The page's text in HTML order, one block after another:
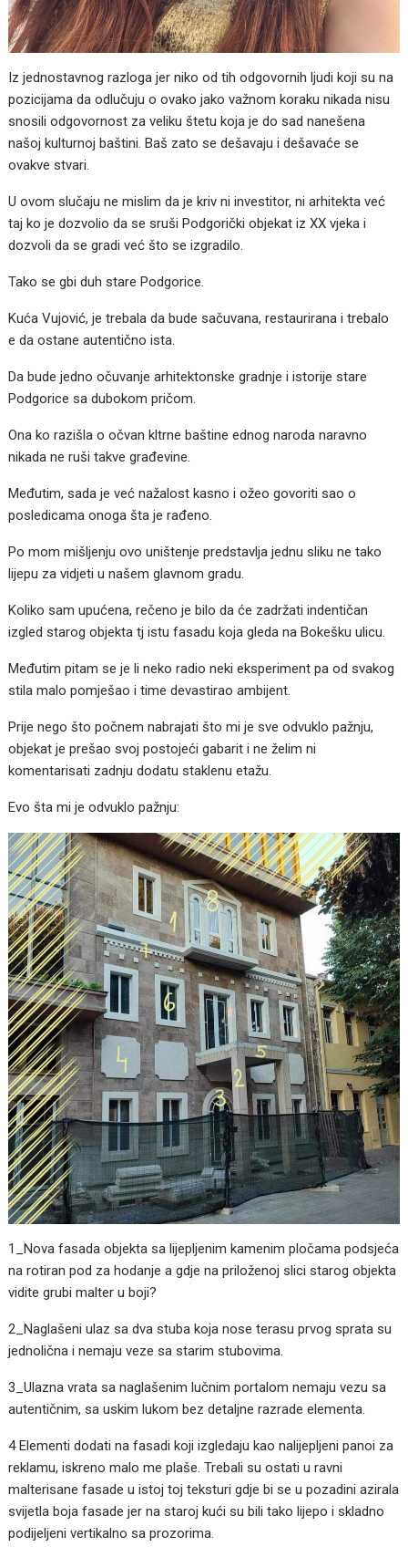
Iz jednostavnog razloga jer niko od tih odgovornih ljudi koji su na
pozicijama da odlučuju o ovako jako važnom koraku nikada nisu
snosili odgovornost za veliku štetu koja je do sad nanešena
našoj kulturnoj baštini. Baš zato se dešavaju i dešavaće se
ovakve stvari.
U ovom slučaju ne mislim da je kriv ni investitor, ni arhitekta već
taj ko je dozvolio da se sruši Podgorički objekat iz XX vjeka i
dozvoli da se gradi već što se izgradilo.
Tako se gbi duh stare Podgorice.
Kuća Vujović, je trebala da bude sačuvana, restaurirana i trebalo
e da ostane autentično ista.
Da bude jedno očuvanje arhitektonske gradnje i istorije stare
Podgorice sa dubokom pričom.
Ona ko razišla o očvan kltrne baštine ednog naroda naravno
nikada ne ruši takve građevine.
Međutim, sada je već nažalost kasno i ožeo govoriti sao o
posledicama onoga šta je rađeno.
Po mom mišljenju ovo uništenje predstavlja jednu sliku ne tako
lijepu za vidjeti u našem glavnom gradu.
Koliko sam upućena, rečeno je bilo da će zadržati indentičan
izgled starog objekta tj istu fasadu koja gleda na Bokešku ulicu.
Međutim pitam se je li neko radio neki eksperiment pa od svakog
stila malo pomješao i time devastirao ambijent.
Prije nego što počnem nabrajati što mi je sve odvuklo pažnju,
objekat je prešao svoj postojeći gabarit i ne želim ni
komentarisati zadnju dodatu staklenu etažu.
Evo šta mi je odvuklo pažnju:
1_Nova fasada objekta sa lijepljenim kamenim pločama podsjeća
na rotiran pod za hodanje a gdje na priloženoj slici starog objekta
vidite grubi malter u boji?
2_Naglašeni ulaz sa dva stuba koja nose terasu prvog sprata su
jednolična i nemaju veze sa starim stubovima.
3_Ulazna vrata sa naglašenim lučnim portalom nemaju vezu sa
autentičnim, sa uskim lukom bez detaljne razrade elementa.
4 Elementi dodati na fasadi koji izgledaju kao nalijepljeni panoi za
reklamu, iskreno malo me plaše. Trebali su ostati u ravni
malterisane fasade u istoj toj teksturi gdje bi se u pozadini azirala
svijetla boja fasade jer na staroj kući su bili tako lijepo i skladno
podijeljeni vertikalno sa prozorima.